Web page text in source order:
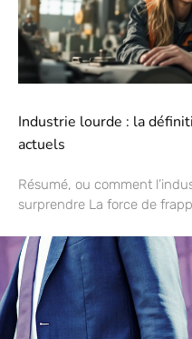
Industrie lourde : la
actuels
Résumé, ou comment
surprendre La force de